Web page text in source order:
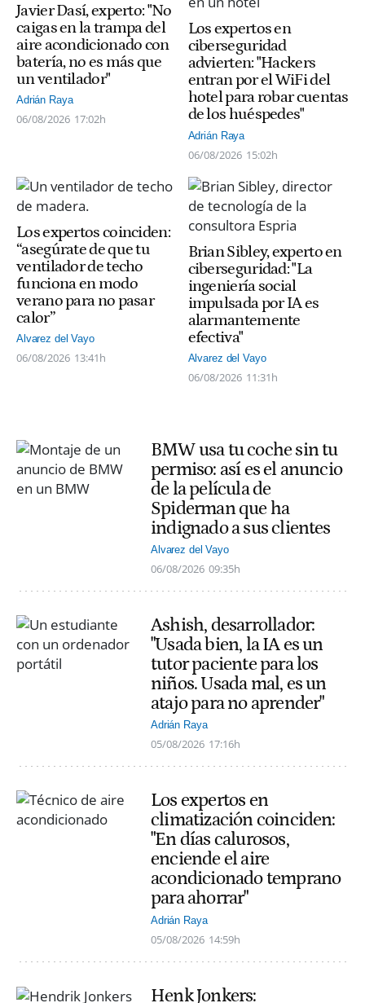
Javier Dasí, experto: "No
caigas en la trampa del
aire acondicionado con
batería, no es más que
un ventilador"
Adrián Raya
06/08/2026 17:02h
Los expertos en
ciberseguridad
advierten: "Hackers
entran por el WiFi del
hotel para robar cuentas
de los huéspedes"
Adrián Raya
06/08/2026 15:02h
Los expertos coinciden:
“asegúrate de que tu
ventilador de techo
funciona en modo
verano para no pasar
calor”
Alvarez del Vayo
06/08/2026 13:41h
Brian Sibley, experto en
ciberseguridad: "La
ingeniería social
impulsada por IA es
alarmantemente
efectiva"
Alvarez del Vayo
06/08/2026 11:31h
BMW usa tu coche sin tu
permiso: así es el anuncio
de la película de
Spiderman que ha
indignado a sus clientes
Alvarez del Vayo
06/08/2026 09:35h
Ashish, desarrollador:
"Usada bien, la IA es un
tutor paciente para los
niños. Usada mal, es un
atajo para no aprender"
Adrián Raya
05/08/2026 17:16h
Los expertos en
climatización coinciden:
"En días calurosos,
enciende el aire
acondicionado temprano
para ahorrar"
Adrián Raya
05/08/2026 14:59h
Henk Jonkers: